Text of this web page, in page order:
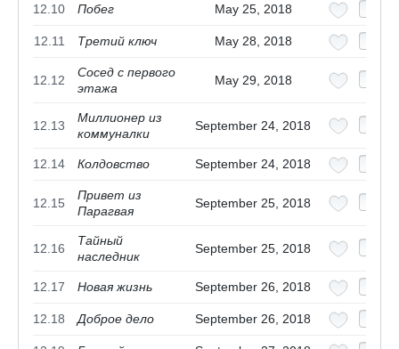
12.10 Побег May 25, 2018
12.11 Третий ключ May 28, 2018
12.12
Сосед с первого
этажа
May 29, 2018
12.13
Миллионер из
коммуналки
September 24, 2018
12.14 Колдовство September 24, 2018
12.15
Привет из
Парагвая
September 25, 2018
12.16
Тайный
наследник
September 25, 2018
12.17 Новая жизнь September 26, 2018
12.18 Доброе дело September 26, 2018